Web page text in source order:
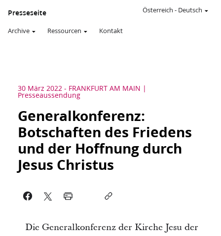
Presseseite
Archive Ressourcen Kontakt
Österreich - Deutsch
30 März 2022 - FRANKFURT AM MAIN
Presseaussendung
Generalkonferenz:
Botschaften des Friedens
und der Hoffnung durch
Jesus Christus
Die Generalkonferenz der Kirche Jesu der